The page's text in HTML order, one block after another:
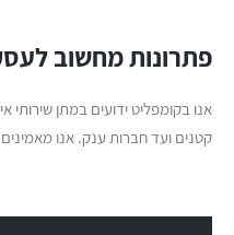
פתרונות מחשוב
אנו בקומפליט ידועים במתן שירותי
קטנים ועד חברות ענק. אנו